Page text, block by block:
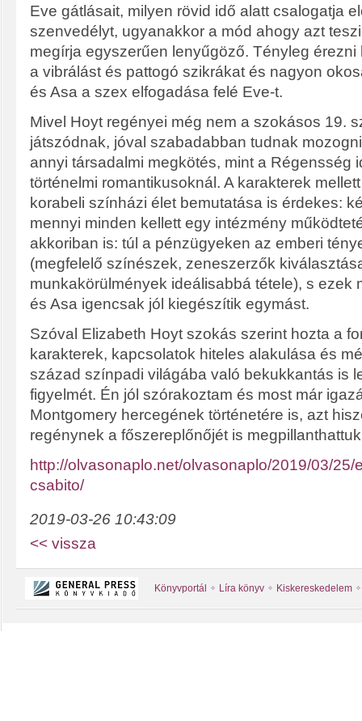
Eve gátlásait, milyen rövid idő alatt csalogatja
szenvedélyt, ugyanakkor a mód ahogy azt
megírja egyszerűen lenyűgöző. Tényleg érezni
a vibrálást és pattogó szikrákat és nagyon
és Asa a szex elfogadása felé Eve-t.
Mivel Hoyt regényei még nem a szokásos 19.
játszódnak, jóval szabadabban tudnak
annyi társadalmi megkötés, mint a Régensség
történelmi romantikusoknál. A karakterek
korabeli színházi élet bemutatása is érdekes:
mennyi minden kellett egy intézmény
akkoriban is: túl a pénzügyeken az emberi
(megfelelő színészek, zeneszerzők
munkakörülmények ideálisabbá tétele), s ezek
és Asa igencsak jól kiegészítik egymást.
Szóval Elizabeth Hoyt szokás szerint hozta a
karakterek, kapcsolatok hiteles alakulása és
század színpadi világába való bekukkantás is
figyelmét. Én jól szórakoztam és most már
Montgomery hercegének történetére is, azt
regénynek a főszereplőnőjét is
http://olvasonaplo.net/olvasonaplo/2019/03/25/
csabito/
2019-03-26 10:43:09
<< vissza
Könyvportál Líra könyv Kiskereskedelem